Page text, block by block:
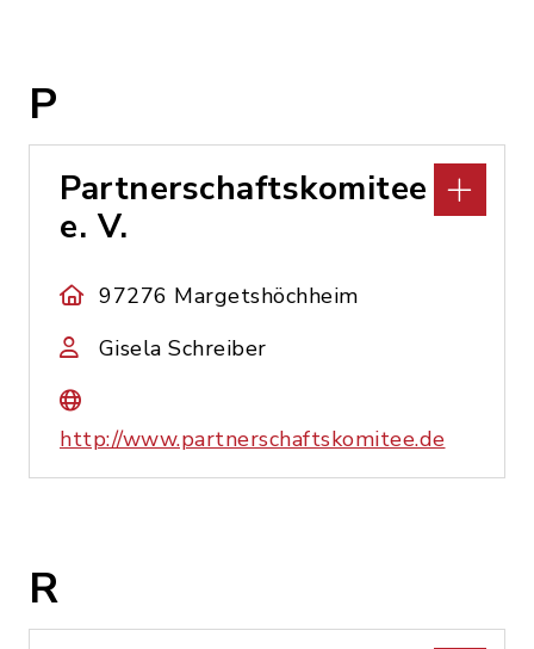
P
Partnerschaftskomitee
e. V.
97276 Margetshöchheim
Gisela Schreiber
http://www.partnerschaftskomitee.de
R